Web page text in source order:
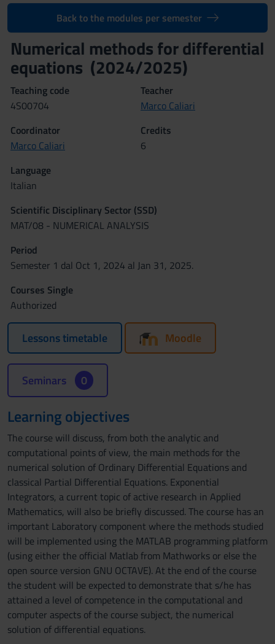
Back to the modules per semester
Numerical methods for differential
equations (2024/2025)
Teaching code
4S00704
Teacher
Marco Caliari
Coordinator
Marco Caliari
Credits
6
Language
Italian
Scientific Disciplinary Sector (SSD)
MAT/08 - NUMERICAL ANALYSIS
Period
Semester 1 dal Oct 1, 2024 al Jan 31, 2025.
Courses Single
Authorized
Lessons timetable Moodle
Seminars 0
Learning objectives
The course will discuss, from both the analytic and
computational points of view, the main methods for the
numerical solution of Ordinary Differential Equations and
classical Partial Differential Equations. Exponential
Integrators, a current topic of active research in Applied
Mathematics, will also be briefly discussed. The course has an
important Laboratory component where the methods studied
will be implemented using the MATLAB programming platform
(using either the official Matlab from Mathworks or else the
open source version GNU OCTAVE). At the end of the course
the student will be expected to demonstrate that s/he has
attained a level of competence in the computational and
computer aspects of the course subject, the numerical
solution of differential equations.